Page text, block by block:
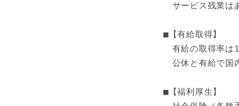
サービス残業は
■【有給取得】
有給の取得率は
公休と有給で国
■【福利厚生】